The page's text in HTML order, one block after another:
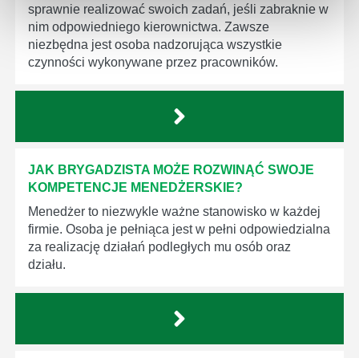
sprawnie realizować swoich zadań, jeśli zabraknie w
nim odpowiedniego kierownictwa. Zawsze
niezbędna jest osoba nadzorująca wszystkie
czynności wykonywane przez pracowników.
JAK BRYGADZISTA MOŻE ROZWINĄĆ SWOJE
KOMPETENCJE MENEDŻERSKIE?
Menedżer to niezwykle ważne stanowisko w każdej
firmie. Osoba je pełniąca jest w pełni odpowiedzialna
za realizację działań podległych mu osób oraz
działu.